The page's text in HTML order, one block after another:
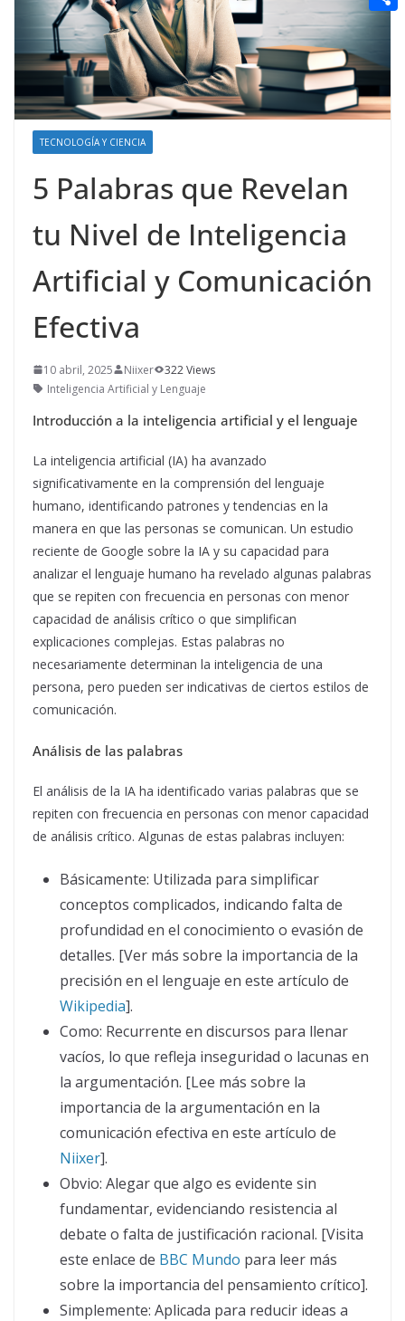
TECNOLOGÍA Y CIENCIA
5 Palabras que Revelan
tu Nivel de Inteligencia
Artificial y Comunicación
Efectiva
10 abril, 2025 Niixer
322 Views
Inteligencia Artificial y Lenguaje
Introducción a la inteligencia artificial y el lenguaje
La inteligencia artificial (IA) ha avanzado
significativamente en la comprensión del lenguaje
humano, identificando patrones y tendencias en la
manera en que las personas se comunican. Un estudio
reciente de Google sobre la IA y su capacidad para
analizar el lenguaje humano ha revelado algunas palabras
que se repiten con frecuencia en personas con menor
capacidad de análisis crítico o que simplifican
explicaciones complejas. Estas palabras no
necesariamente determinan la inteligencia de una
persona, pero pueden ser indicativas de ciertos estilos de
comunicación.
Análisis de las palabras
El análisis de la IA ha identificado varias palabras que se
repiten con frecuencia en personas con menor capacidad
de análisis crítico. Algunas de estas palabras incluyen:
Básicamente: Utilizada para simplificar
conceptos complicados, indicando falta de
profundidad en el conocimiento o evasión de
detalles. [Ver más sobre la importancia de la
precisión en el lenguaje en este artículo de
Wikipedia].
Como: Recurrente en discursos para llenar
vacíos, lo que refleja inseguridad o lacunas en
la argumentación. [Lee más sobre la
importancia de la argumentación en la
comunicación efectiva en este artículo de
Niixer].
Obvio: Alegar que algo es evidente sin
fundamentar, evidenciando resistencia al
debate o falta de justificación racional. [Visita
este enlace de BBC Mundo para leer más
sobre la importancia del pensamiento crítico].
Simplemente: Aplicada para reducir ideas a
n
g
r
r
e
s
a
l
e
d
i
m
p